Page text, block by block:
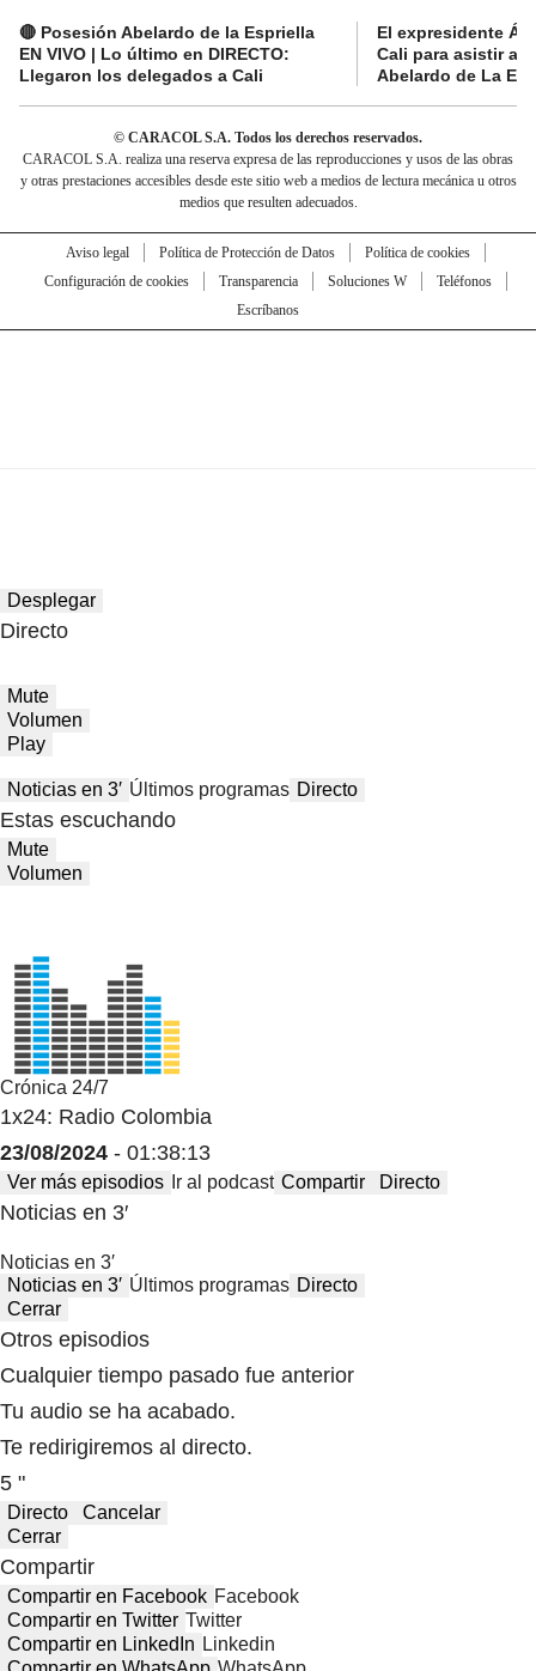
🔴 Posesión Abelardo de la Espriella
EN VIVO | Lo último en DIRECTO:
Llegaron los delegados a Cali
El expresidente
Cali para asistir a
Abelardo de La
© CARACOL S.A. Todos los derechos reservados.
CARACOL S.A. realiza una reserva expresa de las reproducciones y usos de las obras
y otras prestaciones accesibles desde este sitio web a medios de lectura mecánica u otros
medios que resulten adecuados.
Aviso legal Política de Protección de Datos
Política de cookies
Configuración de cookies
Transparencia Soluciones W
Teléfonos
Escríbanos
Desplegar
Directo
Mute
Volumen
Play
Noticias en 3′ Últimos programas Directo
Estas escuchando
Mute
Volumen
Crónica 24/7
1x24: Radio Colombia
23/08/2024 - 01:38:13
Ver más episodios Ir al podcast Compartir Directo
Noticias en 3′
Noticias en 3′
Noticias en 3′ Últimos programas Directo
Cerrar
Otros episodios
Cualquier tiempo pasado fue anterior
Tu audio se ha acabado.
Te redirigiremos al directo.
5 "
Directo
Cancelar
Cerrar
Compartir
Compartir en Facebook Facebook
Compartir en Twitter Twitter
Compartir en LinkedIn Linkedin